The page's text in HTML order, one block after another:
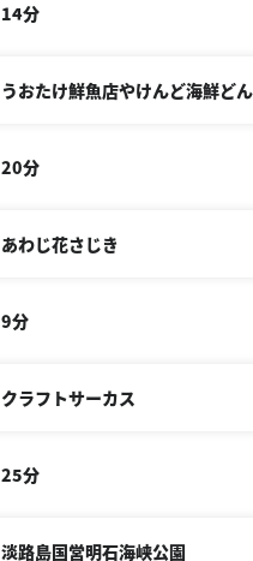
14分
うおたけ鮮魚店やけんど海鮮ど
20分
あわじ花さじき
9分
クラフトサーカス
25分
淡路島国営明石海峡公園